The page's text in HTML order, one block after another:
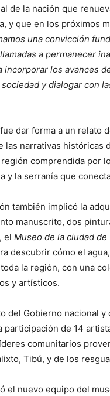
de la nación que
y que en los próximos
una convicción
llamadas a permanecer
incorporar los avances
y dialogar con
dar forma a un relato
las narrativas históricas
comprendida por
y la serranía que
también implicó la
manuscrito, dos
el Museo de la ciudad de
descubrir cómo el
la región, con una
y artísticos.
del Gobierno nacional
participación de 14
comunitarios
Tibú, y de los
el nuevo equipo del